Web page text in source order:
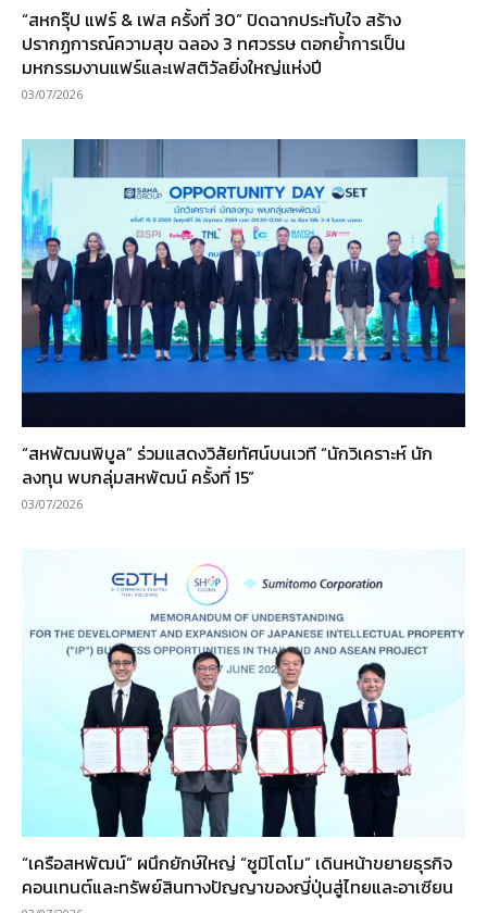
“สหกรุ๊ป แฟร์ & เฟส ครั้งที่ 30” ปิดฉากประทับใจ สร้าง
ปรากฏการณ์ความสุข ฉลอง 3 ทศวรรษ ตอกย้ำการเป็น
มหกรรมงานแฟร์และเฟสติวัลยิ่งใหญ่แห่งปี
03/07/2026
“สหพัฒนพิบูล” ร่วมแสดงวิสัยทัศน์บนเวที “นักวิเคราะห์ นัก
ลงทุน พบกลุ่มสหพัฒน์ ครั้งที่ 15”
03/07/2026
“เครือสหพัฒน์” ผนึกยักษ์ใหญ่ “ซูมิโตโม” เดินหน้าขยายธุรกิจ
คอนเทนต์และทรัพย์สินทางปัญญาของญี่ปุ่นสู่ไทยและอาเซียน